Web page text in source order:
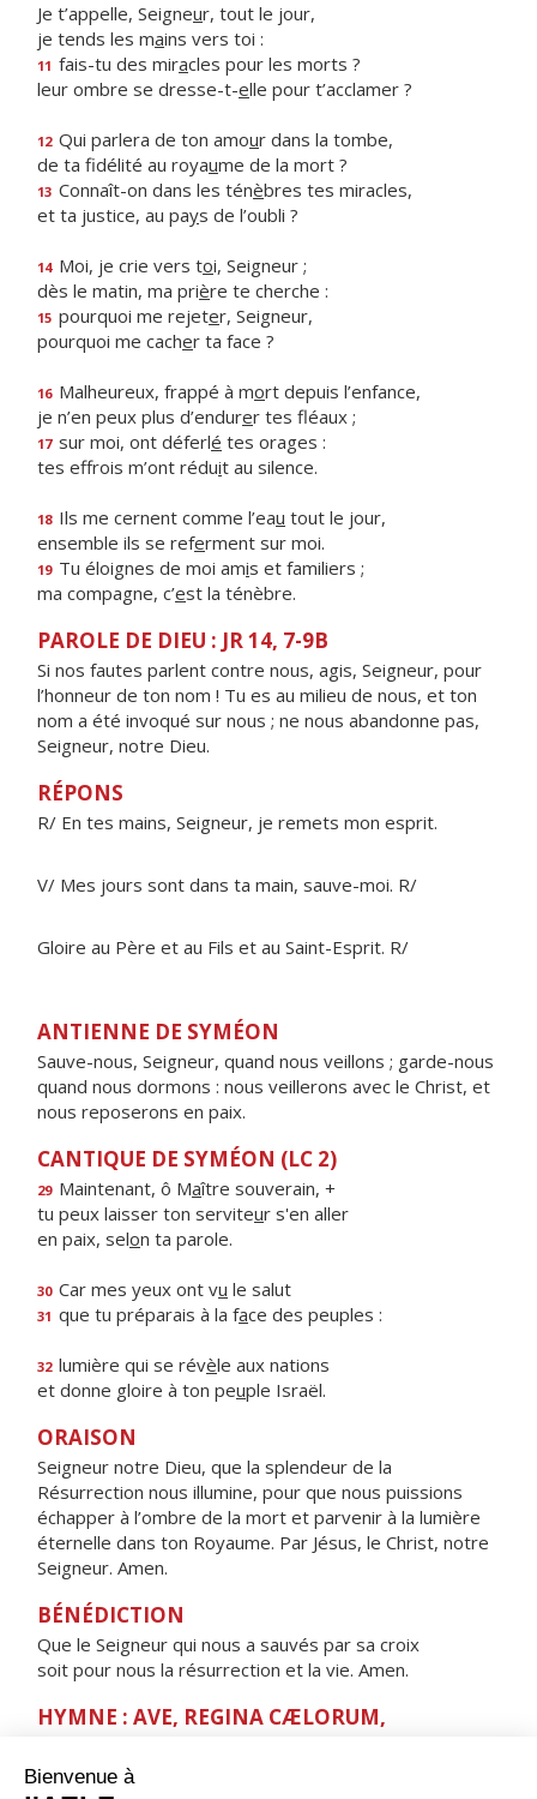
Je t’appelle, Seigneur, tout le jour,
je tends les mains vers toi :
11 fais-tu des miracles pour les morts ?
leur ombre se dresse-t-elle pour t’acclamer ?
12 Qui parlera de ton amour dans la tombe,
de ta fidélité au royaume de la mort ?
13 Connaît-on dans les ténèbres tes miracles,
et ta justice, au pays de l’oubli ?
14 Moi, je crie vers toi, Seigneur ;
dès le matin, ma prière te cherche :
15 pourquoi me rejeter, Seigneur,
pourquoi me cacher ta face ?
16 Malheureux, frappé à mort depuis l’enfance,
je n’en peux plus d’endurer tes fléaux ;
17 sur moi, ont déferlé tes orages :
tes effrois m’ont réduit au silence.
18 Ils me cernent comme l’eau tout le jour,
ensemble ils se referment sur moi.
19 Tu éloignes de moi amis et familiers ;
ma compagne, c’est la ténèbre.
PAROLE DE DIEU : JR 14, 7-9B
Si nos fautes parlent contre nous, agis, Seigneur, pour
l’honneur de ton nom ! Tu es au milieu de nous, et ton
nom a été invoqué sur nous ; ne nous abandonne pas,
Seigneur, notre Dieu.
RÉPONS
R/ En tes mains, Seigneur, je remets mon esprit.
V/ Mes jours sont dans ta main, sauve-moi. R/
Gloire au Père et au Fils et au Saint-Esprit. R/
ANTIENNE DE SYMÉON
Sauve-nous, Seigneur, quand nous veillons ; garde-nous
quand nous dormons : nous veillerons avec le Christ, et
nous reposerons en paix.
CANTIQUE DE SYMÉON (LC 2)
29 Maintenant, ô Maître souverain, +
tu peux laisser ton serviteur s'en aller
en paix, selon ta parole.
30 Car mes yeux ont vu le salut
31 que tu préparais à la face des peuples :
32 lumière qui se révèle aux nations
et donne gloire à ton peuple Israël.
ORAISON
Seigneur notre Dieu, que la splendeur de la
Résurrection nous illumine, pour que nous puissions
échapper à l’ombre de la mort et parvenir à la lumière
éternelle dans ton Royaume. Par Jésus, le Christ, notre
Seigneur. Amen.
BÉNÉDICTION
Que le Seigneur qui nous a sauvés par sa croix
soit pour nous la résurrection et la vie. Amen.
HYMNE : AVE, REGINA CÆLORUM,
ave, Domina angelorum,